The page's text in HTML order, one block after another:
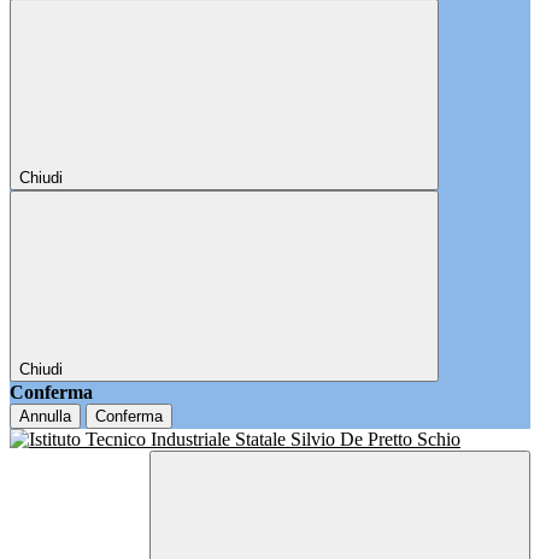
Chiudi
Chiudi
Conferma
Annulla Conferma